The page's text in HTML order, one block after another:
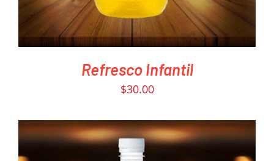
Refresco Infantil
$30.00